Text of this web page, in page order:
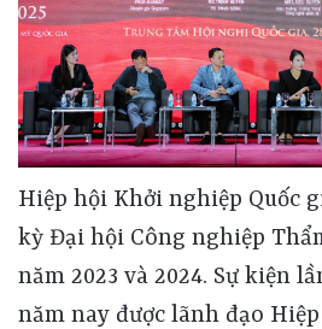
Hiệp hội Khởi nghiệp Quốc gia đã tổ chức hai kỳ Đại hội Công nghiệp Thẩm mỹ Quốc gia vào năm 2023 và 2024. Sự kiện lần thứ ba tại Hà Nội năm nay được lãnh đạo Hiệp hội nhấn mạnh trong Diễn đàn Khởi nghiệp Quốc gia để nhà cung cấp dịch vụ thẩm mỹ, cơ quan quản lý, nhà khoa học và công nghệ bàn về định hướng phát triển